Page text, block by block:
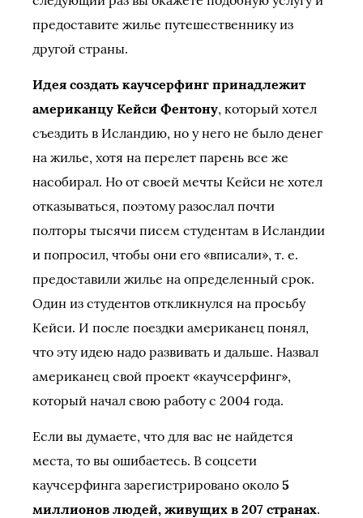
предоставите жилье путешественнику из
другой страны.
Идея создать каучсерфинг принадлежит
американцу Кейси Фентону, который хотел
съездить в Исландию, но у него не было денег
на жилье, хотя на перелет парень все же
насобирал. Но от своей мечты Кейси не хотел
отказываться, поэтому разослал почти
полторы тысячи писем студентам в Исландии
и попросил, чтобы они его «вписали», т. е.
предоставили жилье на определенный срок.
Один из студентов откликнулся на просьбу
Кейси. И после поездки американец понял,
что эту идею надо развивать и дальше. Назвал
американец свой проект «каучсерфинг»,
который начал свою работу с 2004 года.
Если вы думаете, что для вас не найдется
места, то вы ошибаетесь. В соцсети
каучсерфинга зарегистрировано около 5
миллионов людей, живущих в 207 странах.